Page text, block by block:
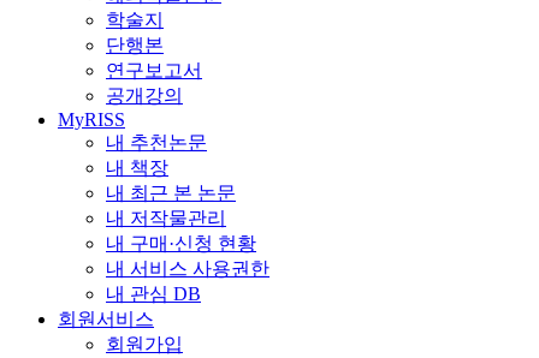
학술지
단행본
연구보고서
공개강의
MyRISS
내 추천논문
내 책장
내 최근 본 논문
내 저작물관리
내 구매·신청 현황
내 서비스 사용권한
내 관심 DB
회원서비스
회원가입